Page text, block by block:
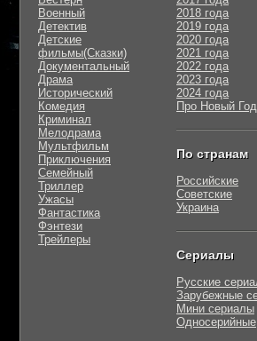
Военный
Детектив
Детские
фильмы(Сказки)
Документальный
Драма
Исторический
Комедия
Криминал
Мелодрама
Мультфильм
Приключения
Семейный
Триллер
Ужасы
Фантастика
Фэнтези
Трейлеры
2018 года
2019 года
2020 года
2021 года
2022 года
2023 года
2024 года
Про Новый
По странам
Российские
Советские
Украина
Сериалы
Русские
Зарубежные
Мини сериалы
Односерийные